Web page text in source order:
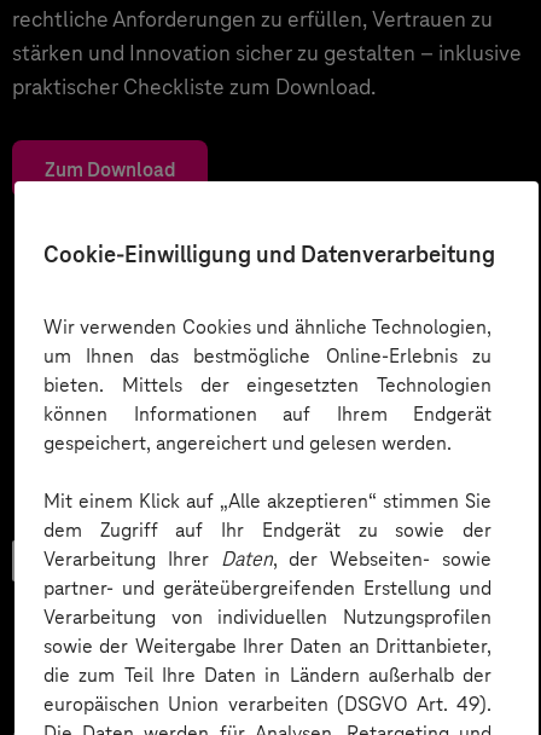
Cookie-Einwilligung und Datenverarbeitung
Wir verwenden Cookies und ähnliche Technologien,
um Ihnen das bestmögliche Online-Erlebnis zu
bieten. Mittels der eingesetzten Technologien
können Informationen auf Ihrem Endgerät
gespeichert, angereichert und gelesen werden.
Mit einem Klick auf „Alle akzeptieren“ stimmen Sie
dem Zugriff auf Ihr Endgerät zu sowie der
Verarbeitung Ihrer Daten, der Webseiten- sowie
partner- und geräteübergreifenden Erstellung und
Verarbeitung von individuellen Nutzungsprofilen
sowie der Weitergabe Ihrer Daten an Drittanbieter,
die zum Teil Ihre Daten in Ländern außerhalb der
europäischen Union verarbeiten (DSGVO Art. 49).
rechtliche Anforderungen zu erfüllen, Vertrauen zu
stärken und Innovation sicher zu gestalten – inklusive
praktischer Checkliste zum Download.
Zum Download
Trendbook
Innovationen und KI im